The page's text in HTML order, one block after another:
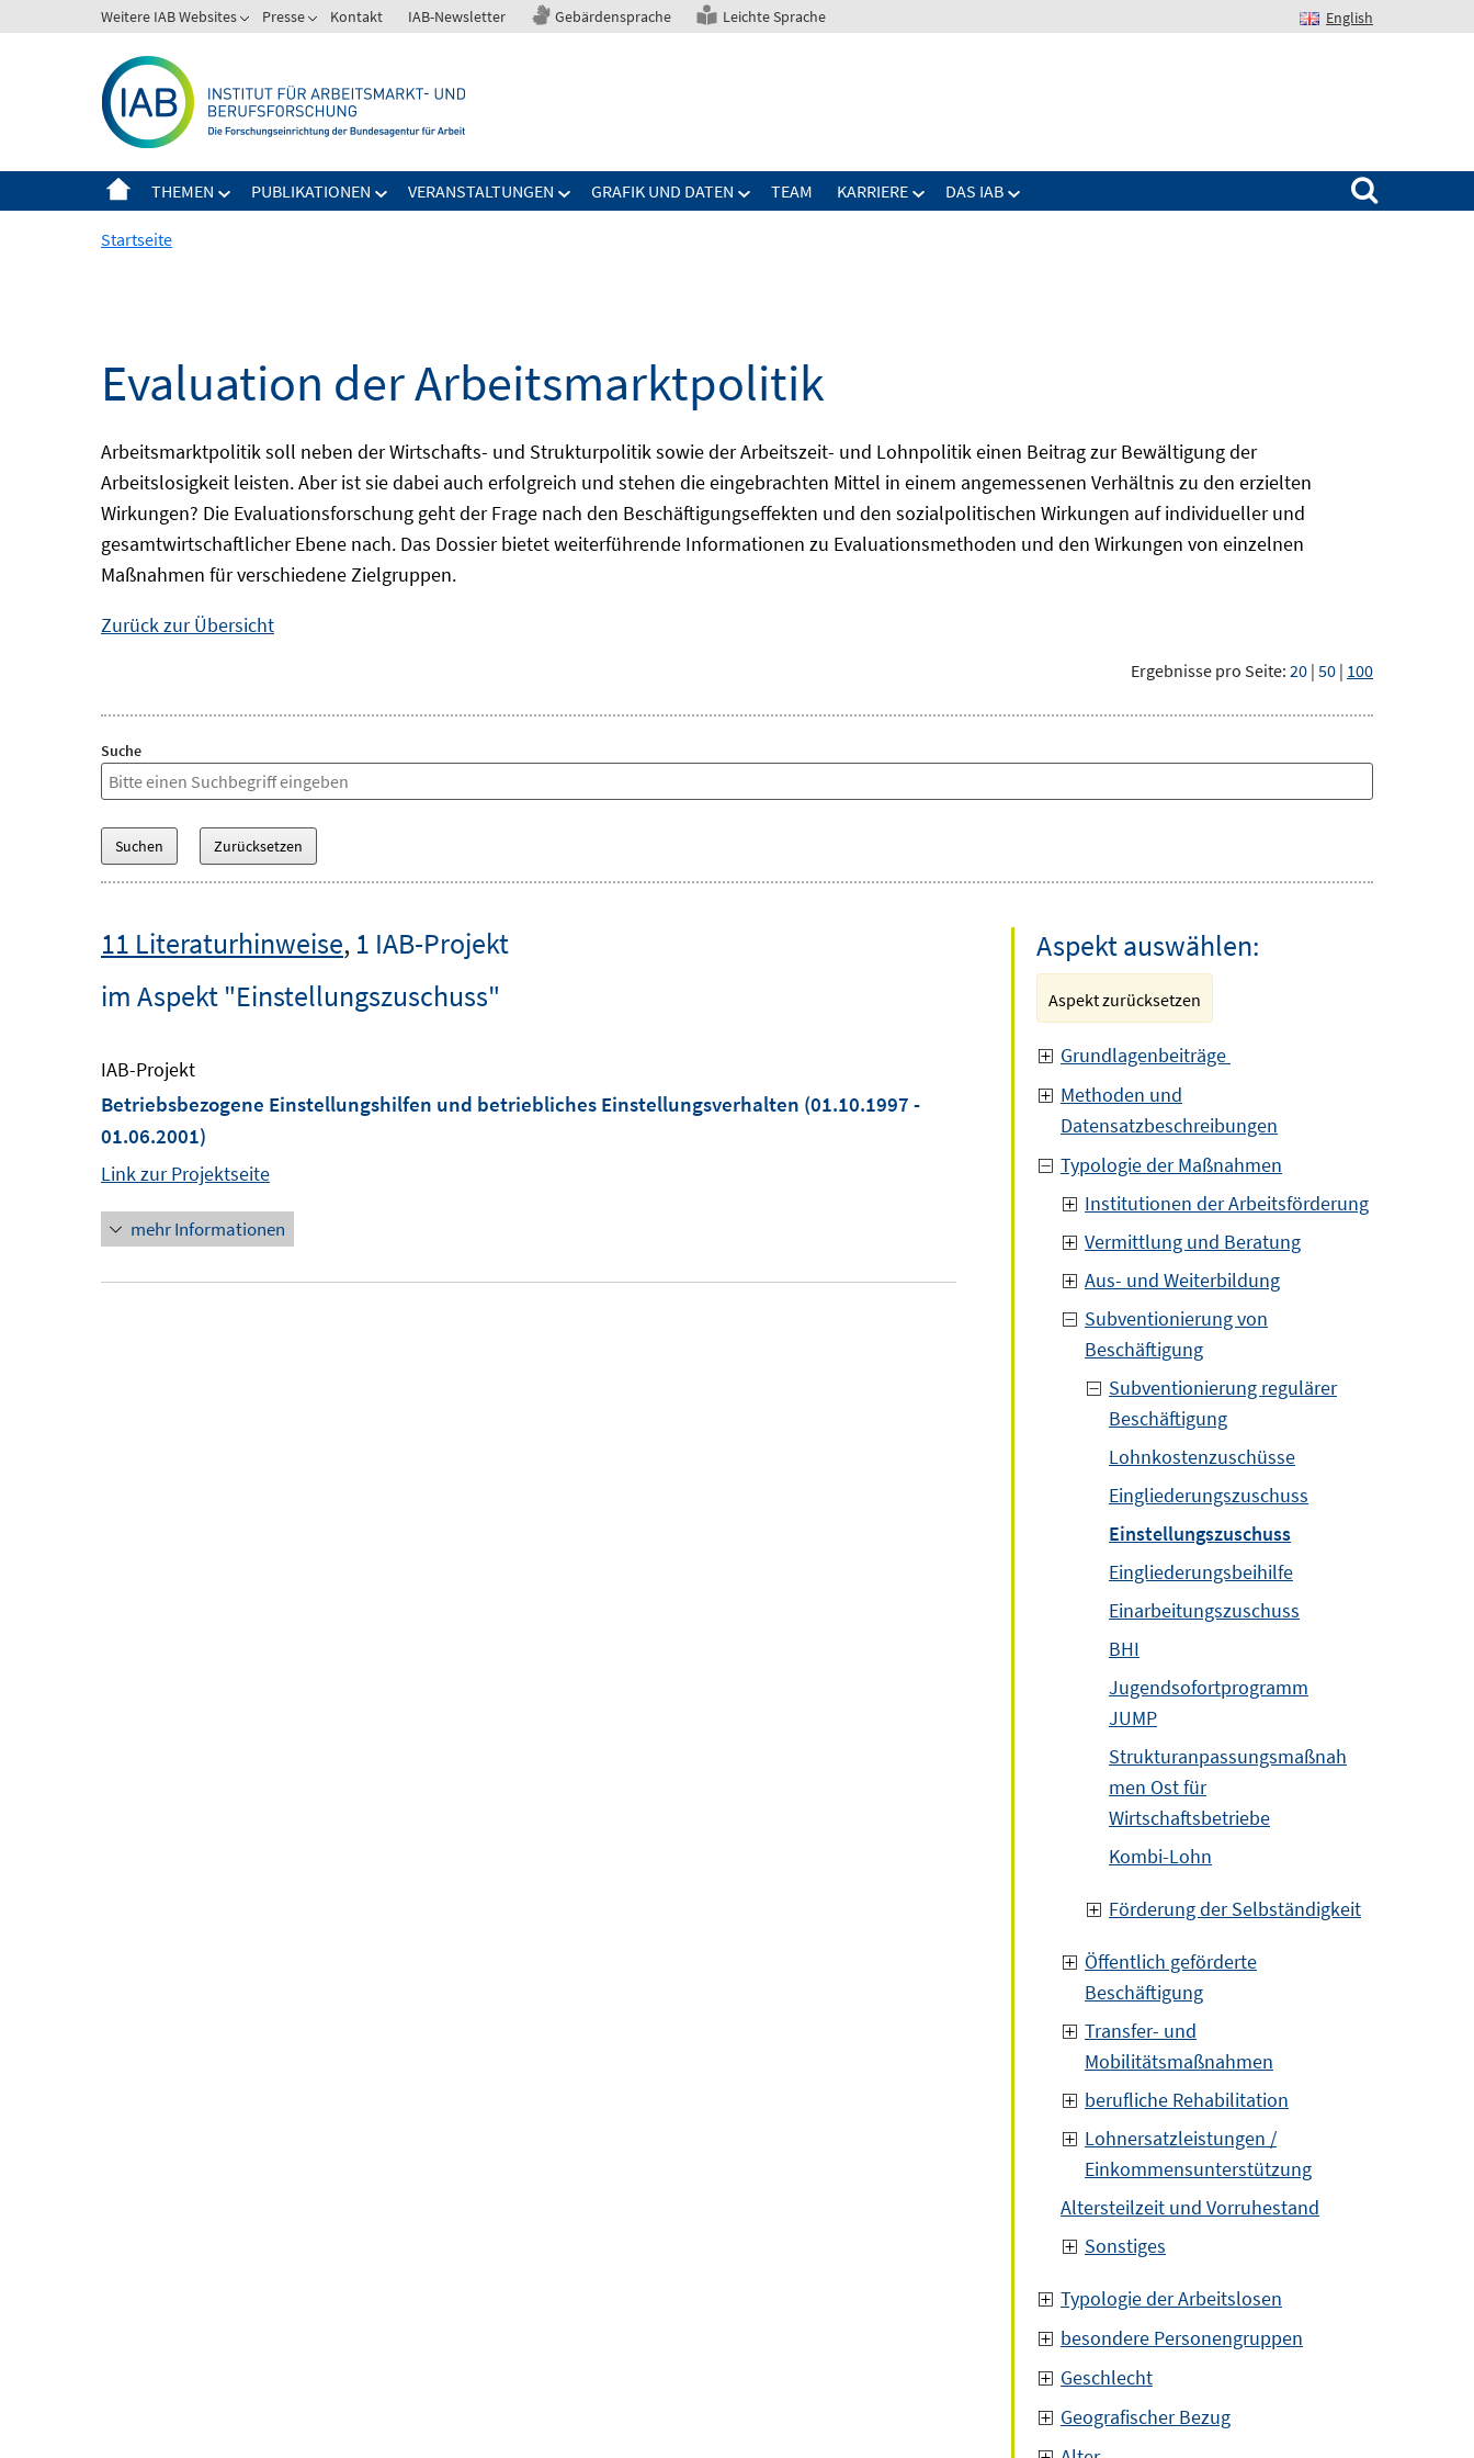
zum
Weitere IAB Websites Presse Kontakt IAB-Newsletter Gebärdensprache Leichte Sprache English
THEMEN PUBLIKATIONEN VERANSTALTUNGEN GRAFIK UND DATEN TEAM KARRIERE DAS IAB
Suchen nach:
Startseite
Evaluation der Arbeitsmarktpolitik
Arbeitsmarktpolitik soll neben der Wirtschafts- und Strukturpolitik sowie der Arbeitszeit- und Lohnpolitik einen Beitrag zur Bewältigung der
Arbeitslosigkeit leisten. Aber ist sie dabei auch erfolgreich und stehen die eingebrachten Mittel in einem angemessenen Verhältnis zu den erzielten
Wirkungen? Die Evaluationsforschung geht der Frage nach den Beschäftigungseffekten und den sozialpolitischen Wirkungen auf individueller und
gesamtwirtschaftlicher Ebene nach. Das Dossier bietet weiterführende Informationen zu Evaluationsmethoden und den Wirkungen von einzelnen
Maßnahmen für verschiedene Zielgruppen.
Zurück zur Übersicht
Ergebnisse pro Seite: 20 | 50 | 100
Suche
11 Literaturhinweise, 1 IAB-Projekt
im Aspekt "Einstellungszuschuss"
IAB-Projekt
Betriebsbezogene Einstellungshilfen und betriebliches Einstellungsverhalten (01.10.1997 -
01.06.2001)
Link zur Projektseite
mehr Informationen
Aspekt auswählen:
Aspekt zurücksetzen
Grundlagenbeiträge
Methoden und
Datensatzbeschreibungen
Typologie der Maßnahmen
Institutionen der Arbeitsförderung
Vermittlung und Beratung
Aus- und Weiterbildung
Subventionierung von
Beschäftigung
Subventionierung regulärer
Beschäftigung
Lohnkostenzuschüsse
Eingliederungszuschuss
Einstellungszuschuss
Eingliederungsbeihilfe
Einarbeitungszuschuss
BHI
Jugendsofortprogramm
JUMP
Strukturanpassungsmaßnah
men Ost für
Wirtschaftsbetriebe
Kombi-Lohn
Förderung der Selbständigkeit
Öffentlich geförderte
Beschäftigung
Transfer- und
Mobilitätsmaßnahmen
berufliche Rehabilitation
Lohnersatzleistungen /
Einkommensunterstützung
Altersteilzeit und Vorruhestand
Sonstiges
Typologie der Arbeitslosen
besondere Personengruppen
Geschlecht
Geografischer Bezug